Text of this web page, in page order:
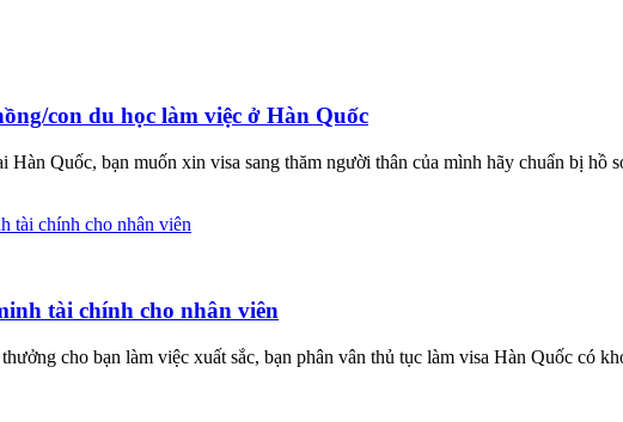
con du học làm việc ở Hàn Quốc
Hàn Quốc, bạn muốn xin visa sang thăm người thân của mình hãy chuẩn bị hồ
tài chính cho nhân viên
cho bạn làm việc xuất sắc, bạn phân vân thủ tục làm visa Hàn Quốc có